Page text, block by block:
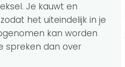
Je kauwt en
het uiteindelijk in je
kan worden
spreken dan over